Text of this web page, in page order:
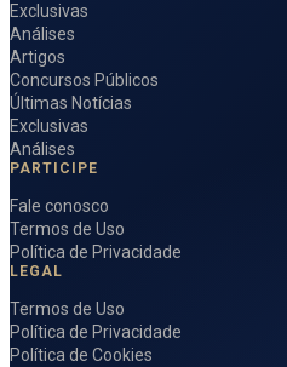
Exclusivas
Análises
Artigos
Concursos Públicos
Últimas Notícias
Exclusivas
Análises
PARTICIPE
Fale conosco
Termos de Uso
Política de Privacidade
LEGAL
Termos de Uso
Política de Privacidade
Política de Cookies